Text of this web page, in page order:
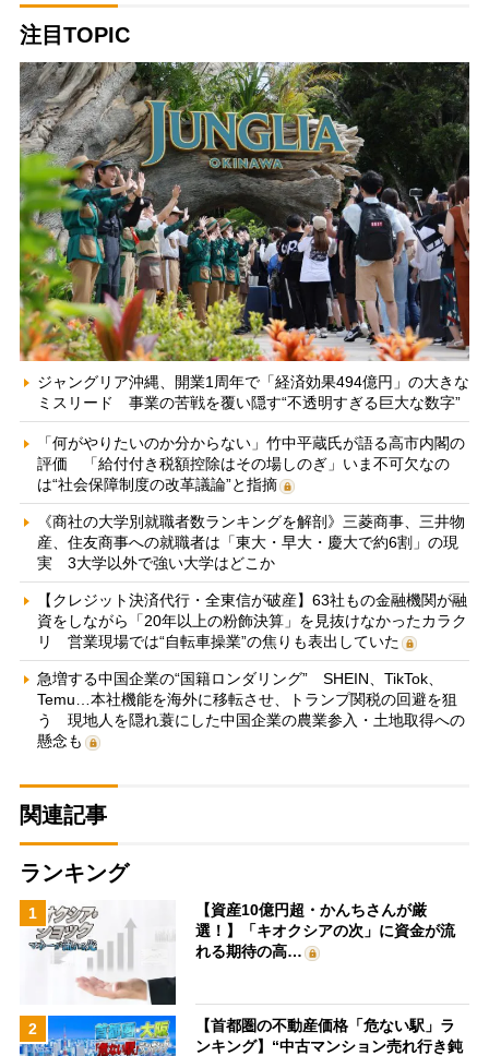
注目TOPIC
ジャングリア沖縄、開業1周年で「経済効果494億円」の大きな
ミスリード 事業の苦戦を覆い隠す“不透明すぎる巨大な数字”
「何がやりたいのか分からない」竹中平蔵氏が語る高市内閣の
評価 「給付付き税額控除はその場しのぎ」いま不可欠なの
は“社会保障制度の改革議論”と指摘
《商社の大学別就職者数ランキングを解剖》三菱商事、三井物
産、住友商事への就職者は「東大・早大・慶大で約6割」の現
実 3大学以外で強い大学はどこか
【クレジット決済代行・全東信が破産】63社もの金融機関が融
資をしながら「20年以上の粉飾決算」を見抜けなかったカラク
リ 営業現場では“自転車操業”の焦りも表出していた
急増する中国企業の“国籍ロンダリング” SHEIN、TikTok、
Temu…本社機能を海外に移転させ、トランプ関税の回避を狙
う 現地人を隠れ蓑にした中国企業の農業参入・土地取得への
懸念も
関連記事
ランキング
1
【資産10億円超・かんちさんが厳
選！】「キオクシアの次」に資金が流
れる期待の高…
2
【首都圏の不動産価格「危ない駅」ラ
ンキング】“中古マンション売れ行き鈍